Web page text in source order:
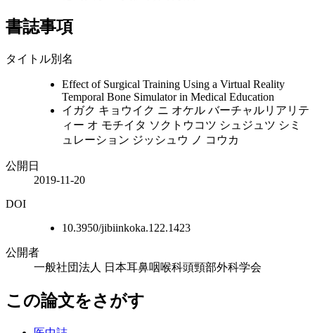
書誌事項
タイトル別名
Effect of Surgical Training Using a Virtual Reality
Temporal Bone Simulator in Medical Education
イガク キョウイク ニ オケル バーチャルリアリテ
ィー オ モチイタ ソクトウコツ シュジュツ シミ
ュレーション ジッシュウ ノ コウカ
公開日
2019-11-20
DOI
10.3950/jibiinkoka.122.1423
公開者
一般社団法人 日本耳鼻咽喉科頭頸部外科学会
この論文をさがす